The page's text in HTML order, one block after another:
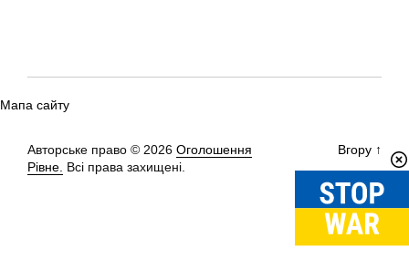
Мапа сайту
Авторське право © 2026 Оголошення
Рівне. Всі права захищені.
Вгору ↑